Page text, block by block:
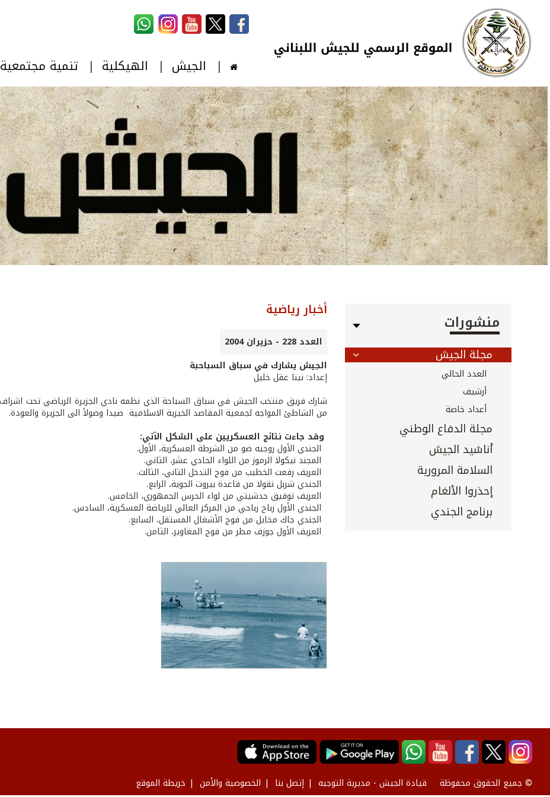
تجاوز إلى المحتوى الرئيسي
Skip to navigation
الجيش الهيكلية تنمية مجتمعية
منشورات
مجلة الجيش
العدد الحالي
أرشيف
أعداد خاصة
مجلة الدفاع الوطني
أناشيد الجيش
السلامة المرورية
إحذروا الألغام
برنامج الجندي
أخبار رياضية
العدد 228 - حزيران 2004
الجيش يشارك في سباق السباحبة
إعداد: نينا عقل خليل
من الشاطئ المواجه لجمعية المقاصد الخيرية الاسلامية ­ صيدا وصولاً الى الجزيرة والعودة.
وقد جاءت نتائج العسكريين على الشكل الآتي:
­ الجندي الأول روجيه ضو من الشرطة العسكرية، الأول.
­ المجند نيكولا الرموز من اللواء الحادي عشر، الثاني.
­ العريف رفعت الخطيب من فوج التدخل الثاني، الثالث.
­ الجندي شربل نقولا من قاعدة بيروت الجوية، الرابع.
­ العريف توفيق حدشيتي من لواء الحرس الجمهوري، الخامس.
­ الجندي الأول رباح رباحي من المركز العالي للرياضة العسكرية، السادس.
­ الجندي جاك مخايل من فوج الأشغال المستقل، السابع.
­ العريف الأول جوزف مطر من فوج المغاوير، الثامن.
© جميع الحقوق محفوظة قيادة الجيش - مديرية التوجيه إتصل بنا الخصوصية والأمن خريطة الموقع